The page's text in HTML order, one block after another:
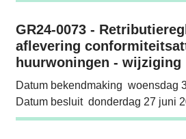
GR24-0073 -
GR24-0073 -
aflevering
huurwoningen - wijziging
Datum bekendmaking woensdag
Datum besluit donderdag 27 juni